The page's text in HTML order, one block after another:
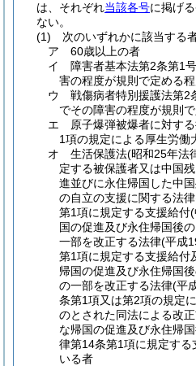
は、それぞれ当該各号に掲げ
ない。
(1)
次のいずれかに該当する
ア
60歳以上の者
イ
障害者基本法第2条第1
害の程度が規則で定める
ウ
戦傷病者特別援護法第2
でその障害の程度が規則
エ
原子爆弾被爆者に対す
1項の規定による厚生労働
オ
生活保護法(昭和25年法
定する被保護者又は中国
進並びに永住帰国した中
の自立の支援に関する法律
第1項に規定する支援給付(
国の促進及び永住帰国後
一部を改正する法律(平成
第1項に規定する支援給付
帰国の促進及び永住帰国
の一部を改正する法律(平
条第1項又は第2項の規定
のとされた同法による改
な帰国の促進及び永住帰
律第14条第1項に規定する
いる者